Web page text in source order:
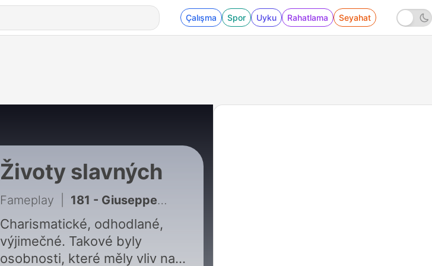
Çalışma Spor Uyku Rahatlama Seyahat
Životy slavných
Fameplay 181 - Giuseppe Verdi: Jak se ze skladatele, který přišel o všechno, stal symbol svobodné Itálie
Charismatické, odhodlané,
výjimečné. Takové byly
osobnosti, které měly vliv na